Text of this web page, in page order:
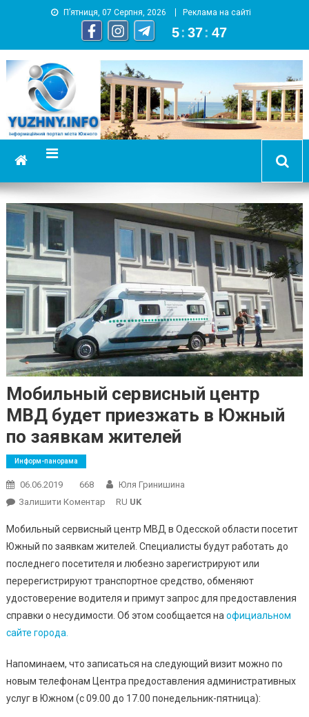
П’ятниця, 07 Серпня, 2026 Реклама на сайті
5 : 37 : 48
YUZHNY.INFO
информационный портал города Южный
Мобильный сервисный центр
МВД будет приезжать в Южный
по заявкам жителей
Информ-панорама
06.06.2019 668
Юля Гринишина
Залишити КоментарOn
Сервисный
Центр
МВД
Будет
Приезжать
В
Заявкам
RU UK
Мобильный сервисный центр МВД в Одесской области посетит
Южный по заявкам жителей. Специалисты будут работать до
последнего посетителя и любезно зарегистрируют или
перерегистрируют транспортное средство, обменяют
удостоверение водителя и примут запрос для предоставления
справки о несудимости. Об этом сообщается на официальном
сайте города.
Напоминаем, что записаться на следующий визит можно по
новым телефонам Центра предоставления административных
услуг в Южном (с 09.00 до 17.00 понедельник-пятница):